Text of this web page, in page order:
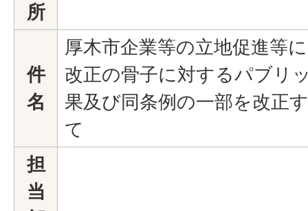
所
件
名
厚木市企業等の立地促進等
改正の骨子に対するパブリ
果及び同条例の一部を改正
て
担
当